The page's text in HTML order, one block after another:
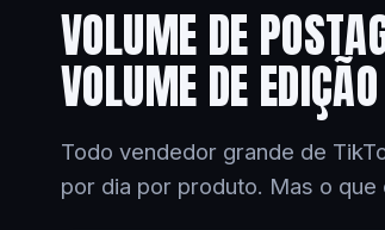
VOLUME DE
VOLUME DE EDIÇÃO
Todo vendedor grande de
por dia por produto. Mas o que